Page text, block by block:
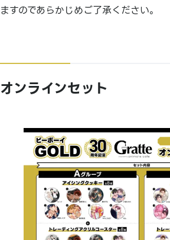
ますのであらかじめご了承ください。
オンラインセット